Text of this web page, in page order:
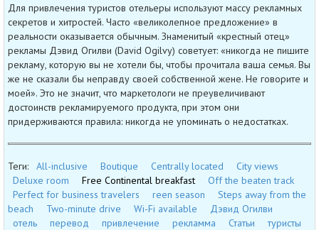
Для привлечения туристов отельеры используют массу рекламных
секретов и хитростей. Часто «великолепное предложение» в
реальности оказывается обычным. Знаменитый «крестный отец»
рекламы Дэвид Огилви (David Ogilvy) советует: «никогда не пишите
рекламу, которую вы не хотели бы, чтобы прочитала ваша семья. Вы
же не сказали бы неправду своей собственной жене. Не говорите и
моей». Это не значит, что маркетологи не преувеличивают
достоинств рекламируемого продукта, при этом они
придерживаются правила: никогда не упоминать о недостатках.
Теги: All-inclusive Boutique Centrally located
City views
Deluxe room
Free Continental breakfast
Off the beaten track
Perfect for business travelers
reen season
Steps away from the
beach
Two-minute drive Wi-Fi available
Дэвид Огилви
отель
перевод привлечение рекламма Статьи
туристы